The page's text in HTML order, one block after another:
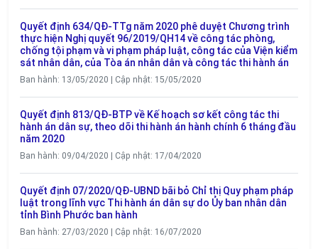
Quyết định 634/QĐ-TTg năm 2020 phê duyệt Chương trình
thực hiện Nghị quyết 96/2019/QH14 về công tác phòng,
chống tội phạm và vi phạm pháp luật, công tác của Viện kiểm
sát nhân dân, của Tòa án nhân dân và công tác thi hành án
Ban hành: 13/05/2020 | Cập nhật: 15/05/2020
Quyết định 813/QĐ-BTP về Kế hoạch sơ kết công tác thi
hành án dân sự, theo dõi thi hành án hành chính 6 tháng đầu
năm 2020
Ban hành: 09/04/2020 | Cập nhật: 17/04/2020
Quyết định 07/2020/QĐ-UBND bãi bỏ Chỉ thị Quy phạm pháp
luật trong lĩnh vực Thi hành án dân sự do Ủy ban nhân dân
tỉnh Bình Phước ban hành
Ban hành: 27/03/2020 | Cập nhật: 16/07/2020